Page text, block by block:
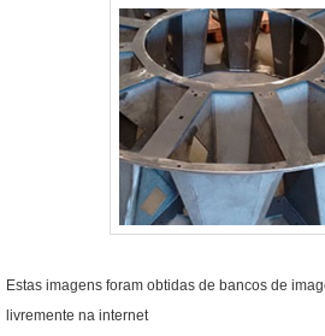
Estas imagens foram obtidas de bancos de
livremente na internet